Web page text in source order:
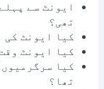
ایونٹ سے
تھی؟
کیا ایونٹ کی
کیا ایونٹ
کیا
تھا؟